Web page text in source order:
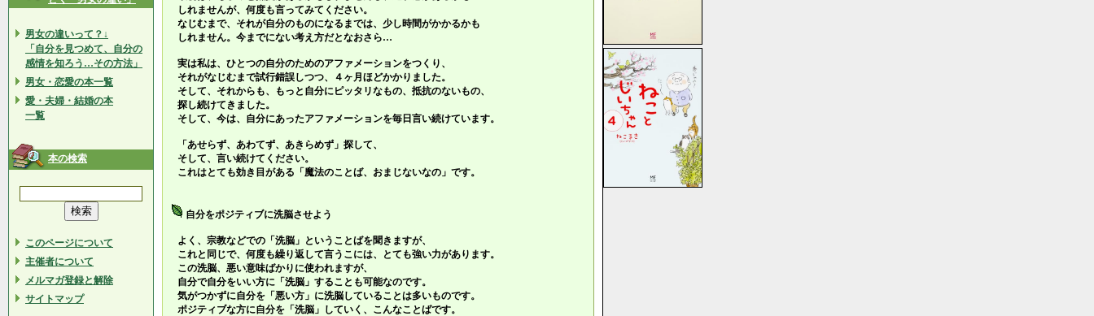
男女の違いって？↓
「自分を見つめて、自分の
感情を知ろう…その方法」
男女・恋愛の本一覧
愛・夫婦・結婚の本
一覧
本の検索
このページについて
主催者について
メルマガ登録と解除
サイトマップ
しれませんが、何度も言ってみてください。
なじむまで、それが自分のものになるまでは、少し時間がかかるかも
しれません。今までにない考え方だとなおさら…
実は私は、ひとつの自分のためのアファメーションをつくり、
それがなじむまで試行錯誤しつつ、４ヶ月ほどかかりました。
そして、それからも、もっと自分にピッタリなもの、抵抗のないもの、
探し続けてきました。
そして、今は、自分にあったアファメーションを毎日言い続けています。
「あせらず、あわてず、あきらめず」探して、
そして、言い続けてください。
これはとても効き目がある「魔法のことば、おまじないなの」です。
自分をポジティブに洗脳させよう
よく、宗教などでの「洗脳」ということばを聞きますが、
これと同じで、何度も繰り返して言うこには、とても強い力があります。
この洗脳、悪い意味ばかりに使われますが、
自分で自分をいい方に「洗脳」することも可能なのです。
気がつかずに自分を「悪い方」に洗脳していることは多いものです。
ポジティブな方に自分を「洗脳」していく、こんなことばです。